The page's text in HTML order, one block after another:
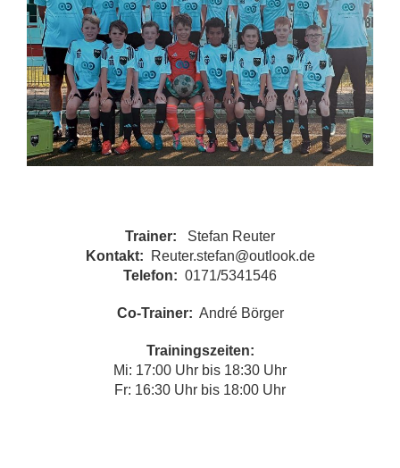
Trainer: Stefan Reuter
Kontakt:
Reuter.stefan@outlook.de
Telefon: 0171/5341546
Co-Trainer: André Börger
Trainingszeiten:
Mi: 17:00 Uhr bis 18:30 Uhr
Fr: 16:30 Uhr bis 18:00 Uhr